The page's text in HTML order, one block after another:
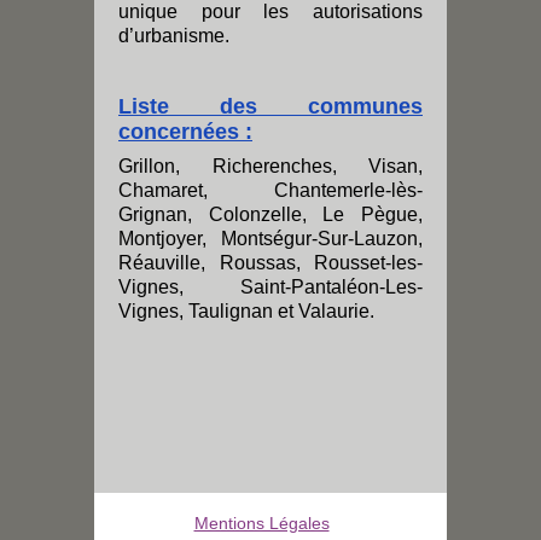
unique pour les autorisations
d’urbanisme.
Liste des communes
concernées :
Grillon, Richerenches, Visan,
Chamaret, Chantemerle-lès-
Grignan, Colonzelle, Le Pègue,
Montjoyer, Montségur-Sur-Lauzon,
Réauville, Roussas, Rousset-les-
Vignes, Saint-Pantaléon-Les-
Vignes, Taulignan et Valaurie.
Mentions Légales